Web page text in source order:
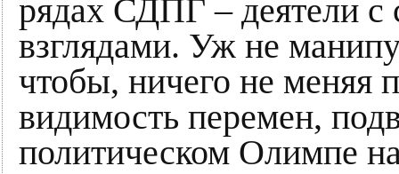
рядах СДПГ – деятели
взглядами. Уж не
чтобы, ничего не меняя
видимость перемен,
политическом Олимпе